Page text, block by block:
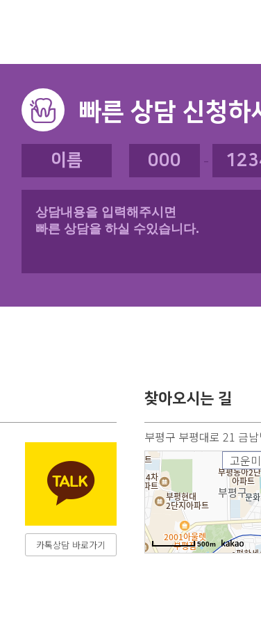
빠른 상담 신청하
-
카톡상담 바로가기
찾아오시는 길
부평구 부평대로 21 금
고운
500m